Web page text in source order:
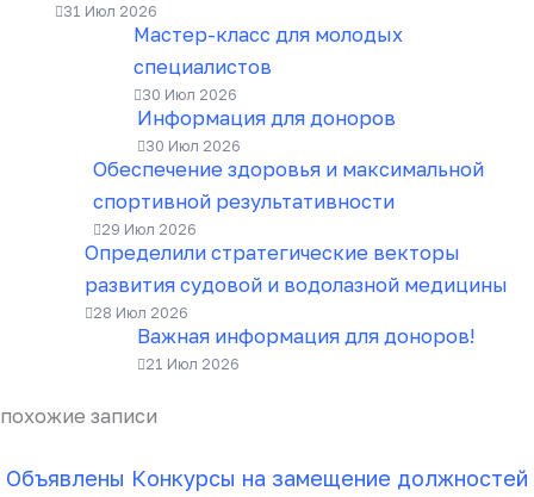
31 Июл 2026
Мастер-класс для молодых
специалистов
30 Июл 2026
Информация для доноров
30 Июл 2026
Обеспечение здоровья и максимальной
спортивной результативности
29 Июл 2026
Определили стратегические векторы
развития судовой и водолазной медицины
28 Июл 2026
Важная информация для доноров!
21 Июл 2026
похожие записи
Объявлены Конкурсы на замещение должностей